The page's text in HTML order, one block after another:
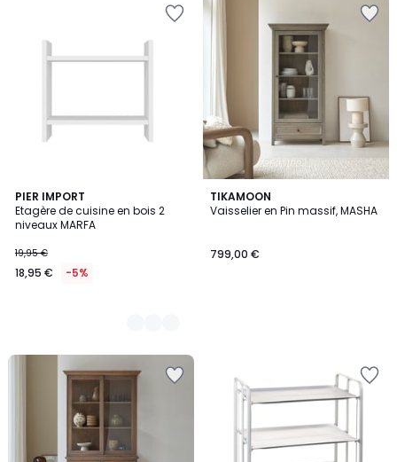
PIER IMPORT
Etagère de cuisine en bois 2
niveaux MARFA
19,95 €
18,95 € -5%
4
Couleurs
TIKAMOON
Vaisselier en Pin massif, MASHA
799,00 €